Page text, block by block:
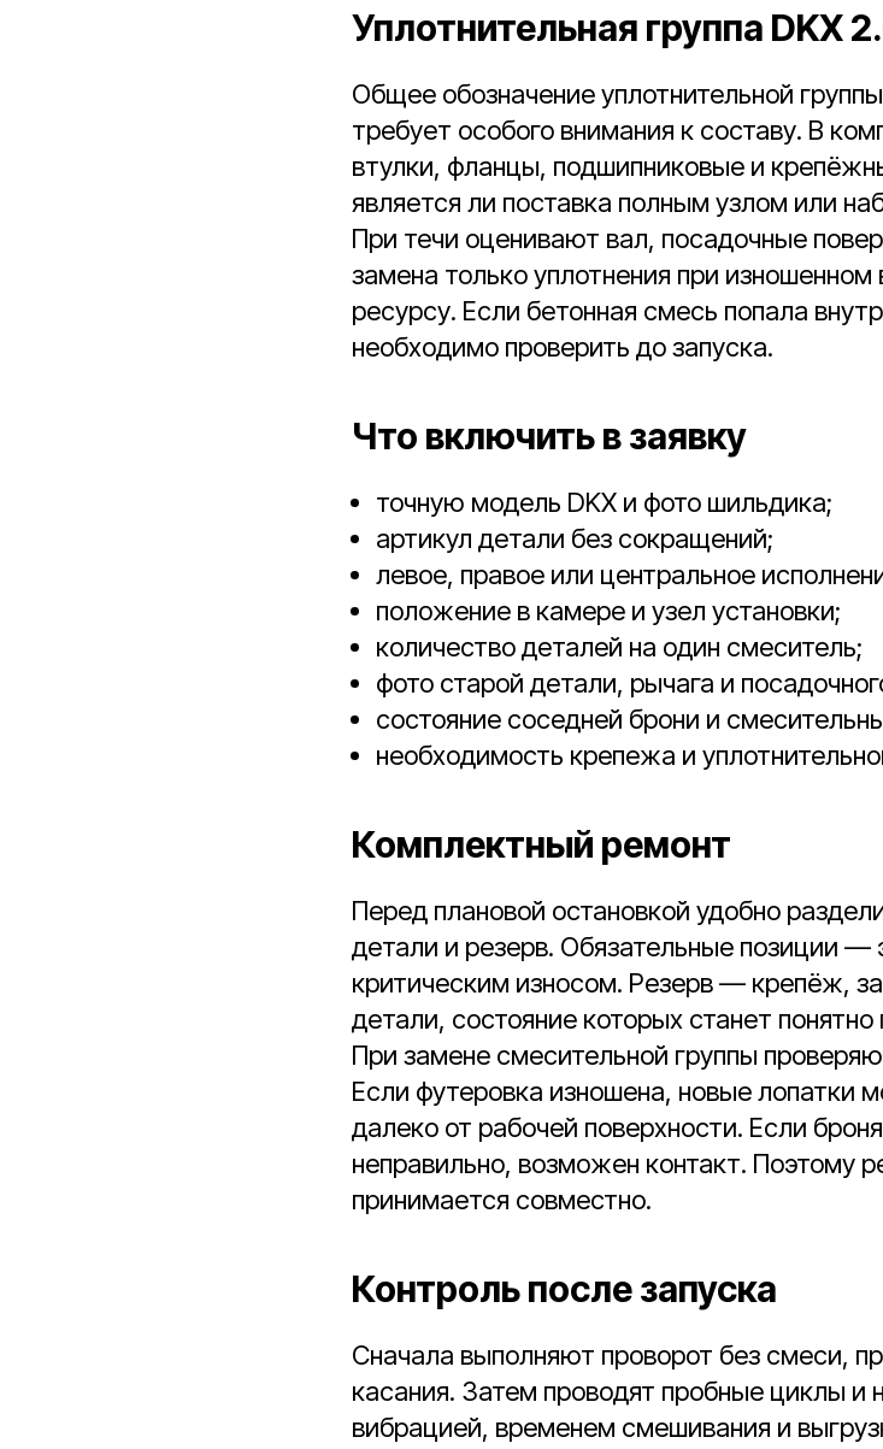
Уплотнительная группа DKX
Общее обозначение уплотнительной
требует особого внимания к составу. В
втулки, фланцы, подшипниковые и
является ли поставка полным узлом или
При течи оценивают вал, посадочные
замена только уплотнения при
ресурсу. Если бетонная смесь попала
необходимо проверить до запуска.
Что включить в заявку
точную модель DKX и фото шильдика;
артикул детали без сокращений;
левое, правое или центральное
положение в камере и узел установки;
количество деталей на один смеситель;
фото старой детали, рычага и
состояние соседней брони и
необходимость крепежа и
Комплектный ремонт
Перед плановой остановкой удобно
детали и резерв. Обязательные позиции
критическим износом. Резерв — крепёж,
детали, состояние которых станет понятно
При замене смесительной группы
Если футеровка изношена, новые лопатки
далеко от рабочей поверхности. Если
неправильно, возможен контакт. Поэтому
принимается совместно.
Контроль после запуска
Сначала выполняют проворот без смеси,
касания. Затем проводят пробные циклы
вибрацией, временем смешивания и